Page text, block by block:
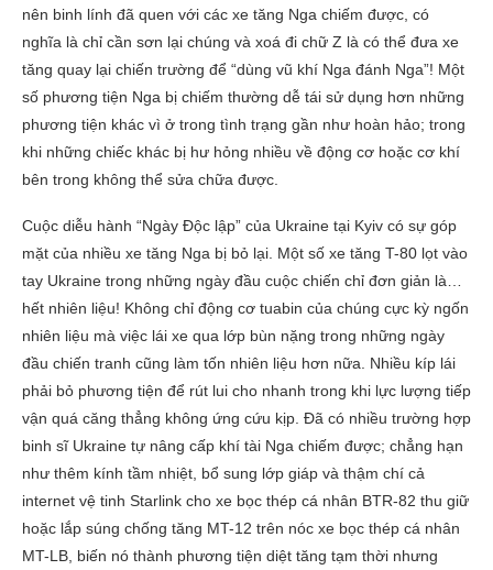
nên binh lính đã quen với các xe tăng Nga chiếm được, có
nghĩa là chỉ cần sơn lại chúng và xoá đi chữ Z là có thể đưa xe
tăng quay lại chiến trường để “dùng vũ khí Nga đánh Nga”! Một
số phương tiện Nga bị chiếm thường dễ tái sử dụng hơn những
phương tiện khác vì ở trong tình trạng gần như hoàn hảo; trong
khi những chiếc khác bị hư hỏng nhiều về động cơ hoặc cơ khí
bên trong không thể sửa chữa được.
Cuộc diễu hành “Ngày Độc lập” của Ukraine tại Kyiv có sự góp
mặt của nhiều xe tăng Nga bị bỏ lại. Một số xe tăng T-80 lọt vào
tay Ukraine trong những ngày đầu cuộc chiến chỉ đơn giản là…
hết nhiên liệu! Không chỉ động cơ tuabin của chúng cực kỳ ngốn
nhiên liệu mà việc lái xe qua lớp bùn nặng trong những ngày
đầu chiến tranh cũng làm tốn nhiên liệu hơn nữa. Nhiều kíp lái
phải bỏ phương tiện để rút lui cho nhanh trong khi lực lượng tiếp
vận quá căng thẳng không ứng cứu kịp. Đã có nhiều trường hợp
binh sĩ Ukraine tự nâng cấp khí tài Nga chiếm được; chẳng hạn
như thêm kính tầm nhiệt, bổ sung lớp giáp và thậm chí cả
internet vệ tinh Starlink cho xe bọc thép cá nhân BTR-82 thu giữ
hoặc lắp súng chống tăng MT-12 trên nóc xe bọc thép cá nhân
MT-LB, biến nó thành phương tiện diệt tăng tạm thời nhưng